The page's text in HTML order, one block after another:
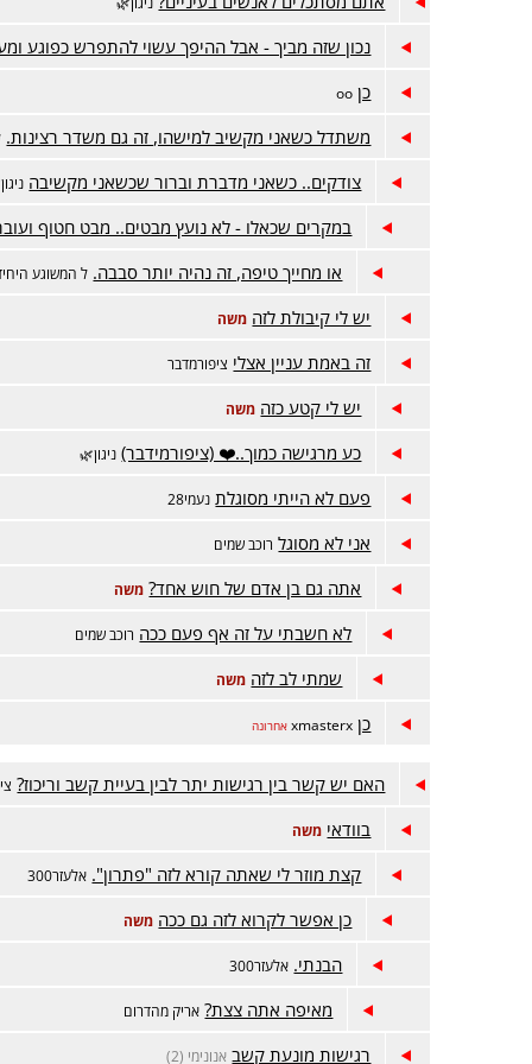
נכון שזה מביך - אבל ההיפך עשוי להתפרש כפוגע
כן oo
משתדל כשאני מקשיב למישהו, זה גם משדר רצינות.
צודקים.. כשאני מדברת וברור שכשאני מקשיבה
במקרים שכאלו - לא נועץ מבטים.. מבט חטוף
או מחייך טיפה, זה נהיה יותר סבבה. ל המשוגע
יש לי קיבולת לזה משה
זה באמת עניין אצלי ציפורמדבר
יש לי קטע כזה משה
כע מרגישה כמוך..❤️ (ציפורמידבר) ניגון🌿
פעם לא הייתי מסוגלת נעמי28
אני לא מסוגל רוכב שמים
אתה גם בן אדם של חוש אחד? משה
לא חשבתי על זה אף פעם ככה רוכב שמים
שמתי לב לזה משה
כן xmasterx אחרונה
האם יש קשר בין רגישות יתר לבין בעיית קשב וריכוז?
בוודאי משה
קצת מוזר לי שאתה קורא לזה "פתרון". אלעזר300
כן אפשר לקרוא לזה גם ככה משה
הבנתי. אלעזר300
מאיפה אתה צצת? אריק מהדרום
רגישות מונעת קשב אנונימי (2)